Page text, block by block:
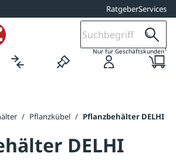
RatgeberServices
Nur für Geschäftskunden1
/ Pflanzkübel / Pflanzbehälter DELHI
DELHI